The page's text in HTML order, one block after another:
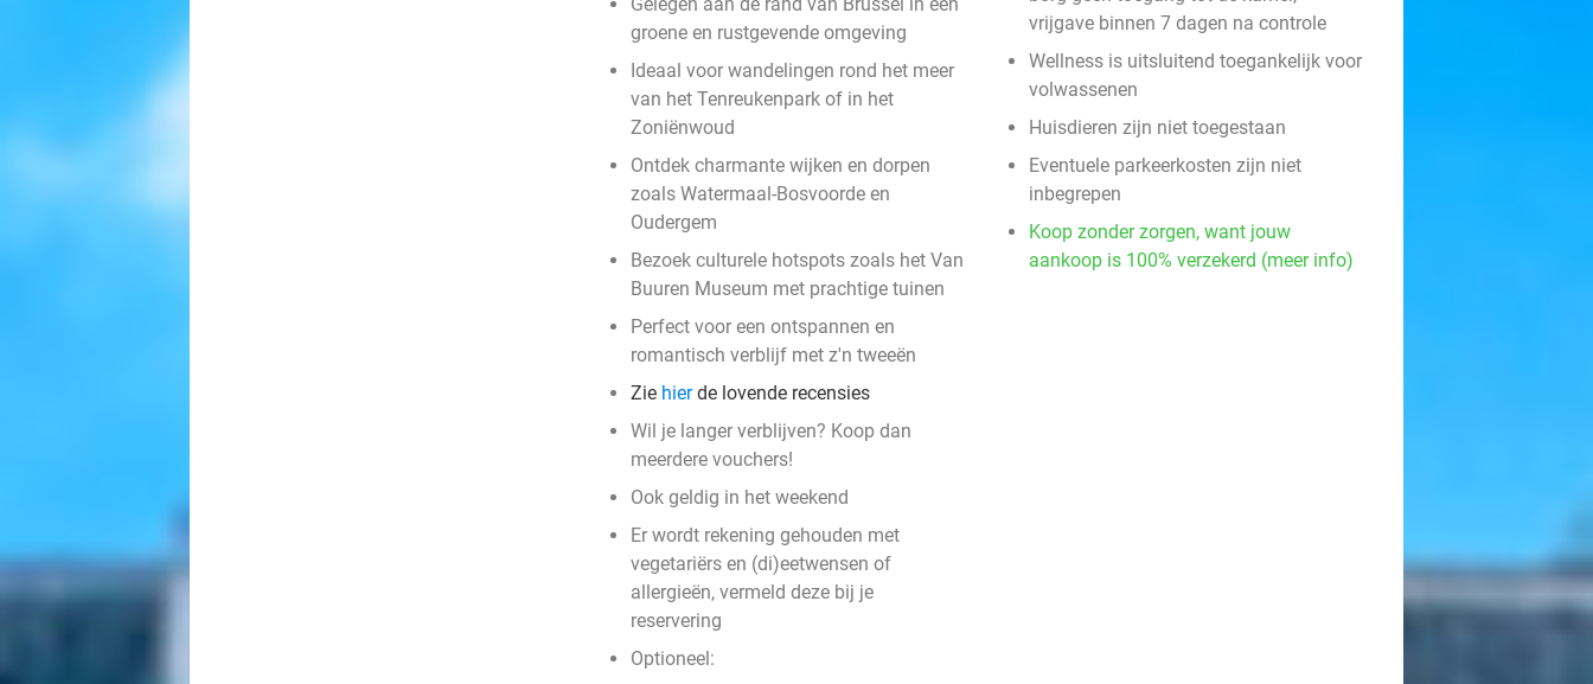
groene en rustgevende omgeving
Ideaal voor wandelingen rond het meer
van het Tenreukenpark of in het
Zoniënwoud
Ontdek charmante wijken en dorpen
zoals Watermaal-Bosvoorde en
Oudergem
Bezoek culturele hotspots zoals het Van
Buuren Museum met prachtige tuinen
Perfect voor een ontspannen en
romantisch verblijf met z'n tweeën
Zie hierde lovende recensies
Wil je langer verblijven? Koop dan
meerdere vouchers!
Ook geldig in het weekend
Er wordt rekening gehouden met
vegetariërs en (di)eetwensen of
allergieën, vermeld deze bij je
reservering
Optioneel:
vrijgave binnen 7 dagen na controle
Wellness is uitsluitend toegankelijk voor
volwassenen
Huisdieren zijn niet toegestaan
Eventuele parkeerkosten zijn niet
inbegrepen
Koop zonder zorgen, want jouw
aankoop is 100% verzekerd (meer info)